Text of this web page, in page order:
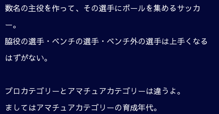
数名の主役を作って、その選手にボールを集めるサッカ
ー。
脇役の選手・ベンチの選手・ベンチ外の選手は上手くなる
はずがない。
プロカテゴリーとアマチュアカテゴリーは違うよ。
ましてはアマチュアカテゴリーの育成年代。